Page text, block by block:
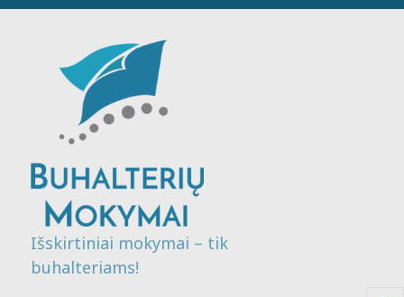
Išskirtiniai mokymai – tik
buhalteriams!